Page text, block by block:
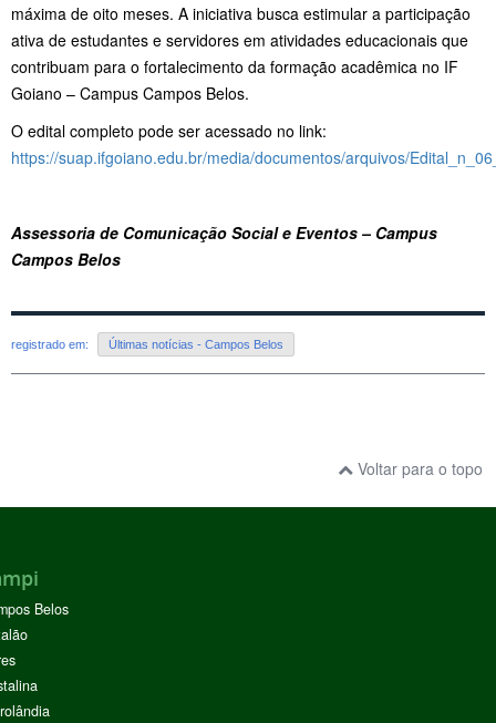
máxima de oito meses. A iniciativa busca estimular a participação
ativa de estudantes e servidores em atividades educacionais que
contribuam para o fortalecimento da formação acadêmica no IF
Goiano – Campus Campos Belos.
O edital completo pode ser acessado no link:
https://suap.ifgoiano.edu.br/media/documentos/arquivos/
Assessoria de Comunicação Social e Eventos – Campus
Campos Belos
registrado em: Últimas notícias - Campos Belos
Voltar para o topo
Belos